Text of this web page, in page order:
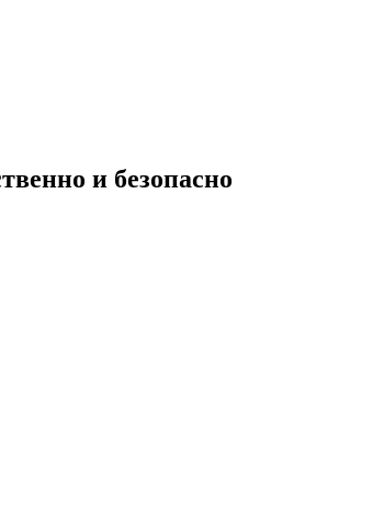
и безопасно